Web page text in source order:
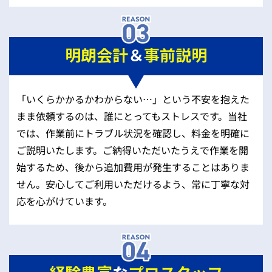
明朗会計＆事前説明
「いくらかかるかわからない…」という不安を抱えた
まま依頼するのは、誰にとってもストレスです。当社
では、作業前にトラブル状況を確認し、料金を明確に
ご説明いたします。ご納得いただいたうえで作業を開
始するため、後から追加費用が発生することはありま
せん。安心してご利用いただけるよう、常に丁寧な対
応を心がけています。